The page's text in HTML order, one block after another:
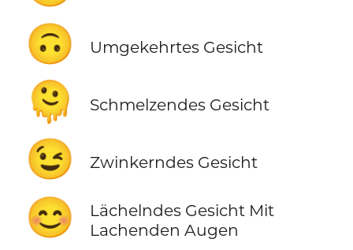
🙃 Umgekehrtes Gesicht
🫠 Schmelzendes Gesicht
😉 Zwinkerndes Gesicht
😊
Lächelndes Gesicht Mit
Lachenden Augen